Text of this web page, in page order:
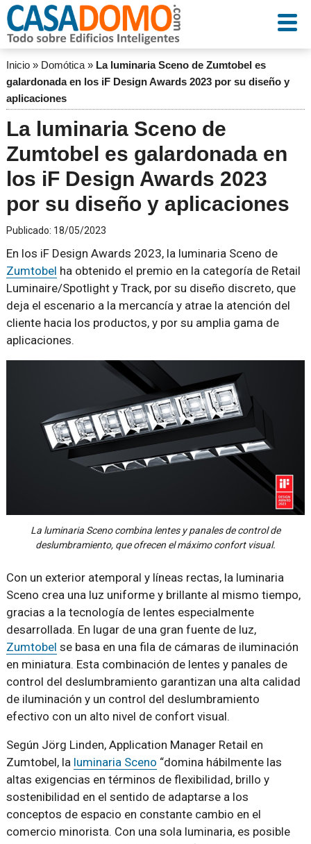
Inicio» Domótica» La luminaria Sceno de Zumtobel es
galardonada en los iF Design Awards 2023 por su diseño y
aplicaciones
La luminaria Sceno de
Zumtobel es galardonada en
los iF Design Awards 2023
por su diseño y aplicaciones
Publicado: 18/05/2023
En los iF Design Awards 2023, la luminaria Sceno de
Zumtobel ha obtenido el premio en la categoría de Retail
Luminaire/Spotlight y Track, por su diseño discreto, que
deja el escenario a la mercancía y atrae la atención del
cliente hacia los productos, y por su amplia gama de
aplicaciones.
La luminaria Sceno combina lentes y panales de control de
deslumbramiento, que ofrecen el máximo confort visual.
Con un exterior atemporal y líneas rectas, la luminaria
Sceno crea una luz uniforme y brillante al mismo tiempo,
gracias a la tecnología de lentes especialmente
desarrollada. En lugar de una gran fuente de luz,
Zumtobel se basa en una fila de cámaras de iluminación
en miniatura. Esta combinación de lentes y panales de
control del deslumbramiento garantizan una alta calidad
de iluminación y un control del deslumbramiento
efectivo con un alto nivel de confort visual.
Según Jörg Linden, Application Manager Retail en
Zumtobel, la luminaria Sceno “domina hábilmente las
altas exigencias en términos de flexibilidad, brillo y
sostenibilidad en el sentido de adaptarse a los
conceptos de espacio en constante cambio en el
comercio minorista. Con una sola luminaria, es posible